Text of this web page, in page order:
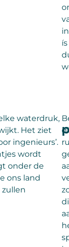
ís
waterdruk,
Het ziet
ingenieurs’.
wordt
onder de
ons land